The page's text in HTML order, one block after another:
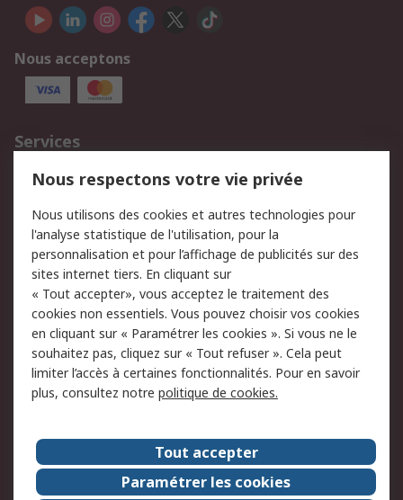
Nous acceptons
Services
750.000 produits
2.500 marques
Retours
Support technique
Track & trace
Legal
Politique de cookies
Sécurité des e-mails
Politique de protection
des données - Mise à
jour
Conditions générales
de vente
A propos de RS
Le groupe RS Group
A propos de RS
Nous respectons votre vie privée
Nous utilisons des cookies et autres technologies pour
l'analyse statistique de l'utilisation, pour la
personnalisation et pour l’affichage de publicités sur des
sites internet tiers. En cliquant sur
« Tout accepter», vous acceptez le traitement des
cookies non essentiels. Vous pouvez choisir vos cookies
en cliquant sur « Paramétrer les cookies ». Si vous ne le
souhaitez pas, cliquez sur « Tout refuser ». Cela peut
limiter l’accès à certaines fonctionnalités. Pour en savoir
plus, consultez notre politique de cookies.
Tout accepter
Paramétrer les cookies